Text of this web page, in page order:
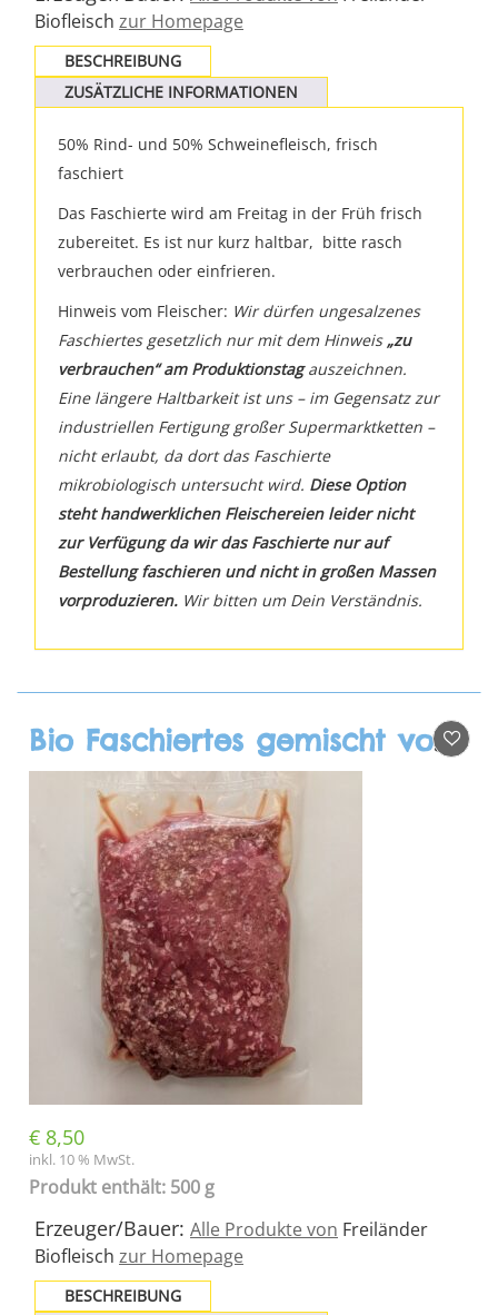
Biofleisch zur Homepage
BESCHREIBUNG
ZUSÄTZLICHE INFORMATIONEN
50% Rind- und 50% Schweinefleisch, frisch
faschiert
Das Faschierte wird am Freitag in der Früh frisch
zubereitet. Es ist nur kurz haltbar, bitte rasch
verbrauchen oder einfrieren.
Hinweis vom Fleischer: Wir dürfen ungesalzenes
Faschiertes gesetzlich nur mit dem Hinweis „zu
verbrauchen“ am Produktionstagauszeichnen.
Eine längere Haltbarkeit ist uns – im Gegensatz zur
industriellen Fertigung großer Supermarktketten –
nicht erlaubt, da dort das Faschierte
mikrobiologisch untersucht wird. Diese Option
steht handwerklichen Fleischereien leider nicht
zur Verfügung da wir das Faschierte nur auf
Bestellung faschieren und nicht in großen Massen
vorproduzieren. Wir bitten um Dein Verständnis.
Bio Faschiertes gemischt vom Schwein & Rind, 500g
€ 8,50
inkl. 10 % MwSt.
Produkt enthält: 500 g
Erzeuger/Bauer: Alle Produkte von Freiländer
Biofleisch zur Homepage
BESCHREIBUNG